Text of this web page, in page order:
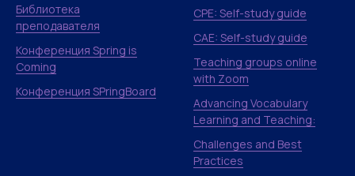
Библиотека
преподавателя
Конференция Spring is
Coming
Конференция SPringBoard
CPE: Self-study guide
CAE: Self-study guide
Teaching groups online
with Zoom
Advancing Vocabulary
Learning and Teaching:
Challenges and Best
Practices